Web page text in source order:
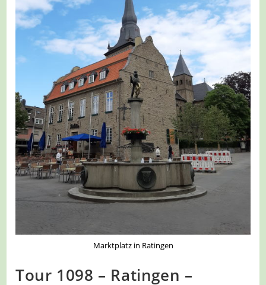
Marktplatz in Ratingen
Tour 1098 – Ratingen –